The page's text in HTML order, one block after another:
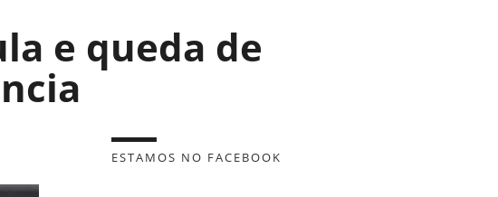
e queda de
ESTAMOS NO FACEBOOK